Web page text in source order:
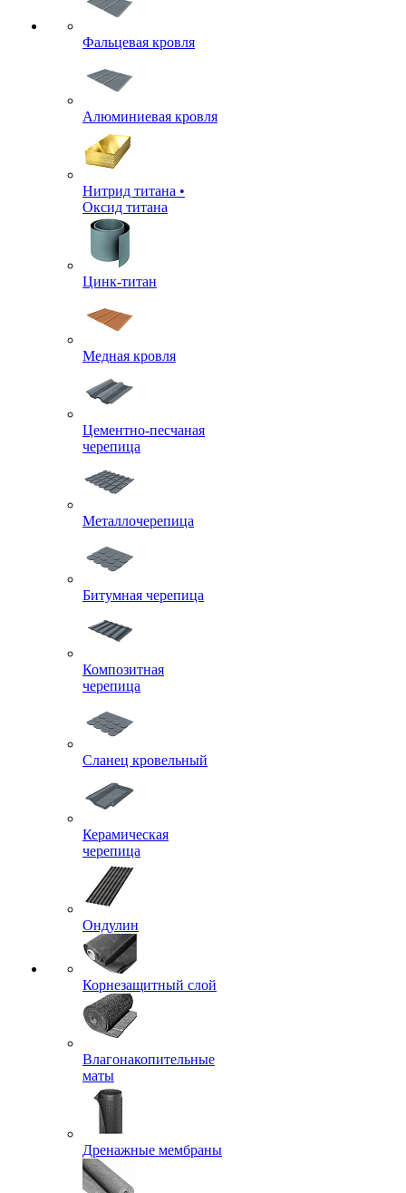
Фальцевая кровля
Алюминиевая кровля
Нитрид титана •
Оксид титана
Цинк-титан
Медная кровля
Цементно-песчаная
черепица
Металлочерепица
Битумная черепица
Композитная
черепица
Сланец кровельный
Керамическая
черепица
Ондулин
Корнезащитный слой
Влагонакопительные
маты
Дренажные мембраны